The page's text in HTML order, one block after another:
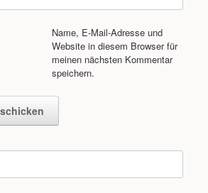
Name, E-Mail-Adresse und
Website in diesem Browser für
meinen nächsten Kommentar
speichern.